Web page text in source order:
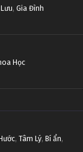
, Gia Đình
Học
, Tâm Lý, Bí ẩn,